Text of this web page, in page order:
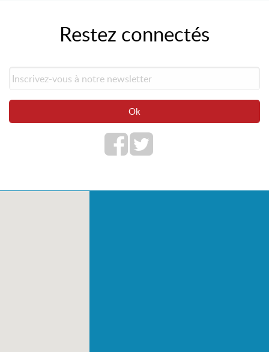
Restez connectés